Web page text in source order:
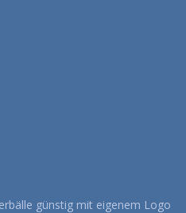
günstig mit eigenem Logo